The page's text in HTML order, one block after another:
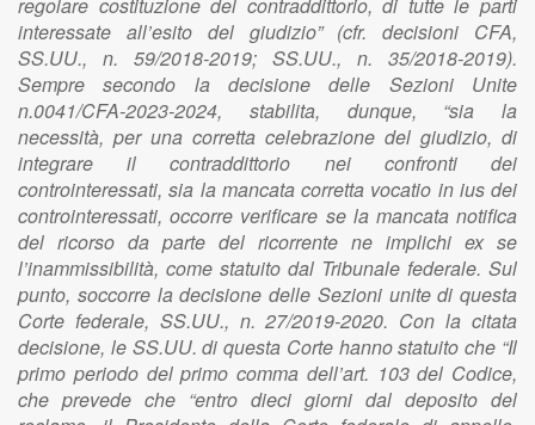
interessate all’esito del giudizio” (cfr. decisioni CFA,
SS.UU., n. 59/2018-2019; SS.UU., n. 35/2018-2019).
Sempre secondo la decisione delle Sezioni Unite
n.0041/CFA-2023-2024, stabilita, dunque, “sia la
necessità, per una corretta celebrazione del giudizio, di
integrare il contraddittorio nei confronti dei
controinteressati, sia la mancata corretta vocatio in ius dei
controinteressati, occorre verificare se la mancata notifica
del ricorso da parte del ricorrente ne implichi ex se
l’inammissibilità, come statuito dal Tribunale federale. Sul
punto, soccorre la decisione delle Sezioni unite di questa
Corte federale, SS.UU., n. 27/2019-2020. Con la citata
decisione, le SS.UU. di questa Corte hanno statuito che “Il
primo periodo del primo comma dell’art. 103 del Codice,
che prevede che “entro dieci giorni dal deposito del